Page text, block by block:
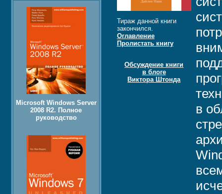
Тираж данной книги
закончился.
Оглавление
Пролистать книгу
Обсуждение книги
в блоге
Виктора Штонда
в
Microsoft Windows Server
2008 R2. Полное
руководство